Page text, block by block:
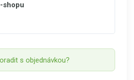
shopu
s objednávkou?